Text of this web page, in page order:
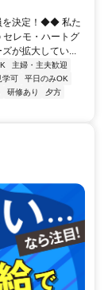
を決定！◆◆ 私た
レモ・ハートグ
が拡大してい...
主婦・主夫歓迎
学可
平日のみOK
研修あり
夕方